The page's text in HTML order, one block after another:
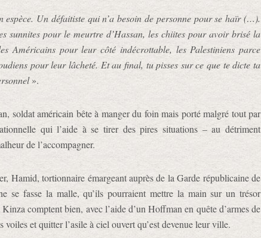
espèce. Un défaitiste qui n’a besoin de personne pour se haïr (…).
sunnites pour le meurtre d’Hassan, les chiites pour avoir brisé la
Américains pour leur côté indécrottable, les Palestiniens parce
pour leur lâcheté. Et au final, tu pisses sur ce que te dicte ta
».
soldat américain bête à manger du foin mais porté malgré tout par
qui l’aide à se tirer des pires situations – au détriment
de l’accompagner.
Hamid, tortionnaire émargeant auprès de la Garde républicaine de
se fasse la malle, qu’ils pourraient mettre la main sur un trésor
comptent bien, avec l’aide d’un Hoffman en quête d’armes de
voiles et quitter l’asile à ciel ouvert qu’est devenue leur ville.